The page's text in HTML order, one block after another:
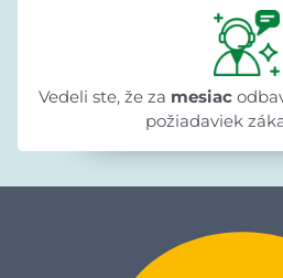
Vedeli ste, že za mesiac
požiadaviek